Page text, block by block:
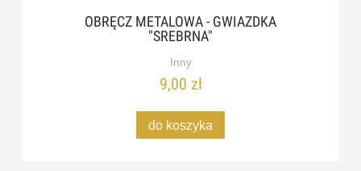
OBRĘCZ METALOWA - GWIAZDKA
"SREBRNA"
Inny
9,00 zł
do koszyka